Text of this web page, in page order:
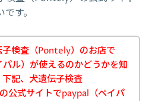
す。
子検査（Pontely）のお店で
ル）が使えるのかどうかを知
記、犬遺伝子検査
公式サイトでpaypal（ペイパ